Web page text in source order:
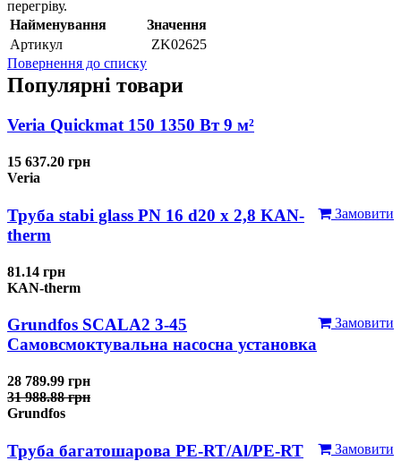
перегріву.
Найменування
Значення
Артикул
ZK02625
Повернення до списку
Популярні товари
Veria Quickmat 150 1350 Вт 9 м²
15 637.20 грн
Veria
Замовити
Труба stabi glass PN 16 d20 х 2,8 KAN-
therm
81.14 грн
KAN-therm
Замовити
Grundfos SCALA2 3-45
Самовсмоктувальна насосна установка
28 789.99 грн
31 988.88 грн
Grundfos
Замовити
Труба багатошарова PE-RT/Al/PE-RT